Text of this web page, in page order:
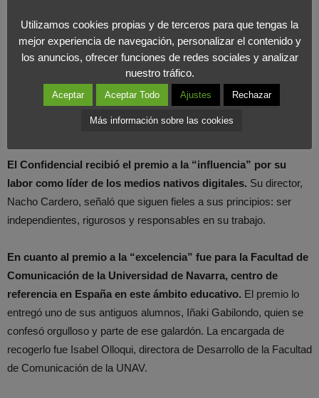
En el área de “innovación” el galardón fue para Cabify por su
comunicación transparente, original e innovadora de sus
asuntos públicos.
Mariano Silveyra, presidente de Cabify en
Europa, remarcó la importancia de la comunicación en la
empresa ante una situación polémica como la que atravesaron.
El Confidencial recibió el premio a la “influencia” por su
labor como líder de los medios nativos digitales. Su director,
Nacho Cardero, señaló que siguen fieles a sus principios: ser
independientes, rigurosos y responsables en su trabajo.
En cuanto al premio a la “excelencia” fue para la Facultad de
Comunicación de la Universidad de Navarra, centro de
referencia en España en este ámbito educativo. El premio lo
entregó uno de sus antiguos alumnos, Iñaki Gabilondo, quien se
confesó orgulloso y parte de ese galardón. La encargada de
recogerlo fue Isabel Olloqui, directora de Desarrollo de la Facultad
de Comunicación de la UNAV.
Utilizamos cookies propias y de terceros para que tengas la
mejor experiencia de navegación, personalizar el contenido y
los anuncios, ofrecer funciones de redes sociales y analizar
nuestro tráfico.
Aceptar Aceptar Todo Ajustes Rechazar
Más información sobre las cookies